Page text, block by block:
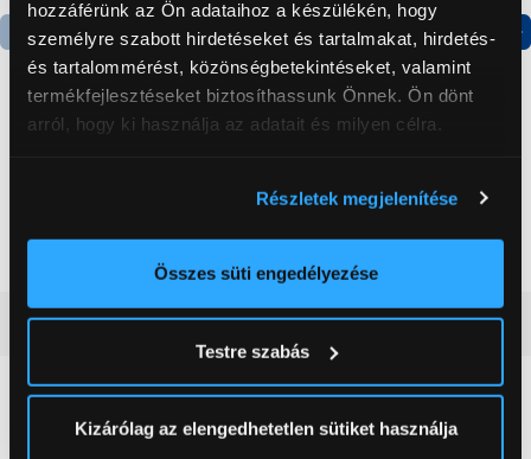
hozzáférünk az Ön adataihoz a készülékén, hogy
személyre szabott hirdetéseket és tartalmakat, hirdetés-
és tartalommérést, közönségbetekintéseket, valamint
termékfejlesztéseket biztosíthassunk Önnek. Ön dönt
arról, hogy ki használja az adatait és milyen célra.
elhelyezkedéséről pár méteres pontossággal
Az Ön készülékén beazonosítása annak konkrét
módjairól és adja meg preferenciáit aRészletek
pontban. Bármikor módosíthatja vagy visszavonhatja a
Sütinyilatkozathoz való hozzájárulását.
Részletek megjelenítése
Összes süti engedélyezése
Testre szabás
Kizárólag az elengedhetetlen sütiket használja
Termék adatlap Termék adatlap
kombinált hűtőszekrény
Vásárlói vélemények(0)
0